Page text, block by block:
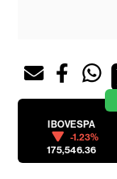
IBOVESPA
-1.23%
175,546.36